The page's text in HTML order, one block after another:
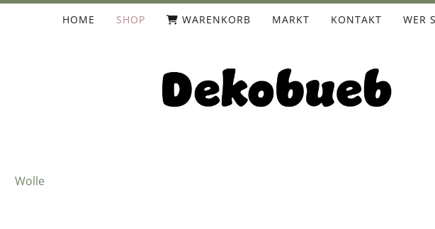
HOME SHOP WARENKORB MARKT KONTAKT WER
Wolle